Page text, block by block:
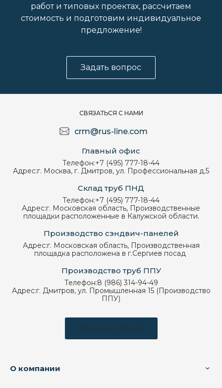
работ и типовых проектах, рассчитаем
стоимость и подготовим индивидуальное
предложение!
Задать вопрос
СВЯЗАТЬСЯ С НАМИ
crm@rus-line.com
Главный офис
Телефон:+7 (495) 777-18-44
Адрес:г. Москва, г. Дмитров, ул. Профессиональная д.5
Склад труб ПНД
Телефон:+7 (495) 777-18-44
Адрес:г. Московская область, Производственные
площадки расположенные в Калужской области.
Производство сэндвич-панелей
Адрес:г. Московская область, Производственная
площадка расположена в г.Сергиев посад
Производство труб ППУ
Телефон:8 (986) 314-94-49
Адрес:г. Дмитров, ул. Промышленная 15 (Производство
ППУ)
Заказать звонок
О компании